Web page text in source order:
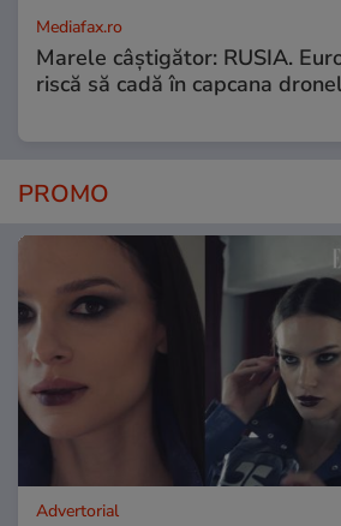
Mediafax.ro
Marele câștigător: RUSIA.
riscă să cadă în capcana
PROMO
Advertorial